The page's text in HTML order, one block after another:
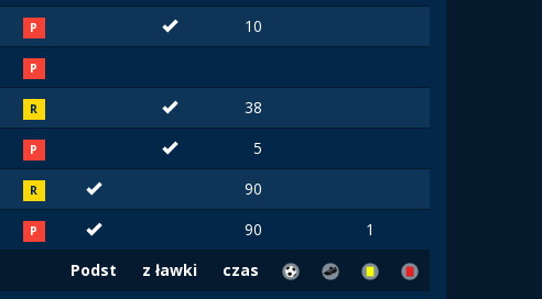
P
10
P
R
38
P
5
R
90
P 90
1
Podst z ławki
czas